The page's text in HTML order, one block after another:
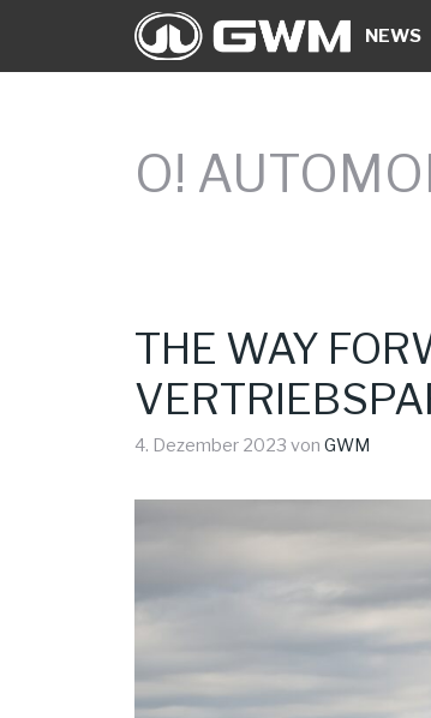
springen
NEWS
O!
THE WAY
4. Dezember 2023 von GWM